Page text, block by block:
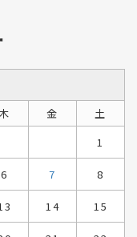
金
土
1
6 7 8
14 15